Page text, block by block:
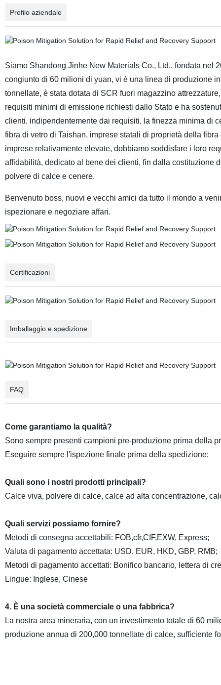
Profilo aziendale
Siamo Shandong Jinhe New Materials Co., Ltd., fondata nel
congiunto di 60 milioni di yuan, vi è una linea di produzione
tonnellate, è stata dotata di SCR fuori magazzino
requisiti minimi di emissione richiesti dallo Stato e ha
clienti, indipendentemente dai requisiti, la finezza minima di
fibra di vetro di Taishan, imprese statali di proprietà della
imprese relativamente elevate, dobbiamo soddisfare i loro
affidabilità, dedicato al bene dei clienti, fin dalla costituzione
polvere di calce e cenere.
Benvenuto boss, nuovi e vecchi amici da tutto il mondo a
ispezionare e negoziare affari.
Certificazioni
Imballaggio e spedizione
FAQ
Come garantiamo la qualità?
Sono sempre presenti campioni pre-produzione prima della
Eseguire sempre l'ispezione finale prima della spedizione;
Quali sono i nostri prodotti principali?
Calce viva, polvere di calce, calce ad alta concentrazione,
Quali servizi possiamo fornire?
Metodi di consegna accettabili: FOB,cfr,CIF,EXW, Express;
Valuta di pagamento accettata: USD, EUR, HKD, GBP, RMB;
Metodi di pagamento accettati: Bonifico bancario, lettera di
Lingue: Inglese, Cinese
4. È una società commerciale o una fabbrica?
La nostra area mineraria, con un investimento totale di 60
produzione annua di 200,000 tonnellate di calce, sufficiente